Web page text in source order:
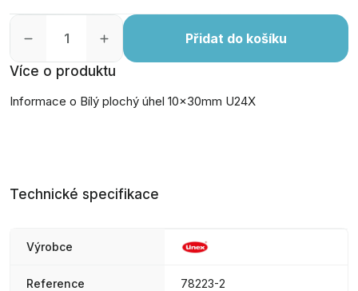
Přidat do košíku
Více o produktu
Informace o Bílý plochý úhel 10x30mm U24X
Technické specifikace
Výrobce
Reference 78223-2